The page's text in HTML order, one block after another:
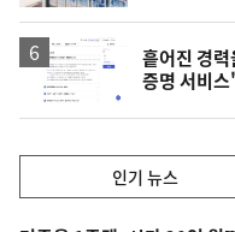
흩어진 경
증명 서비
기,
인기 뉴스
인